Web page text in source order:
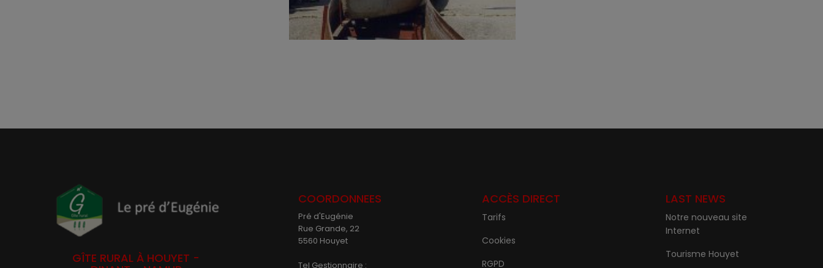
GÎTE RURAL À HOUYET -
COORDONNEES
Pré d'Eugénie
Rue Grande, 22
5560 Houyet
Tel Gestionnaire :
ACCÈS DIRECT
Tarifs
Cookies
RGPD
LAST NEWS
Notre nouveau site
Internet
Tourisme Houyet